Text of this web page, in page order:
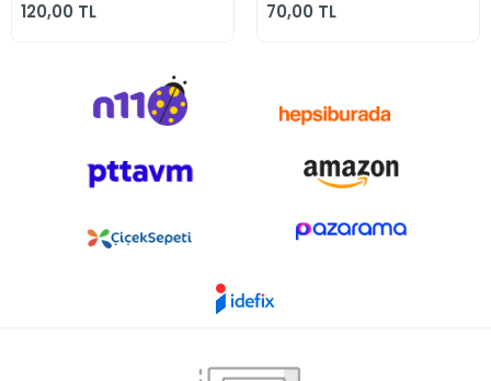
Önleyici Tıkaçı 10
120,00 TL 70,00 TL